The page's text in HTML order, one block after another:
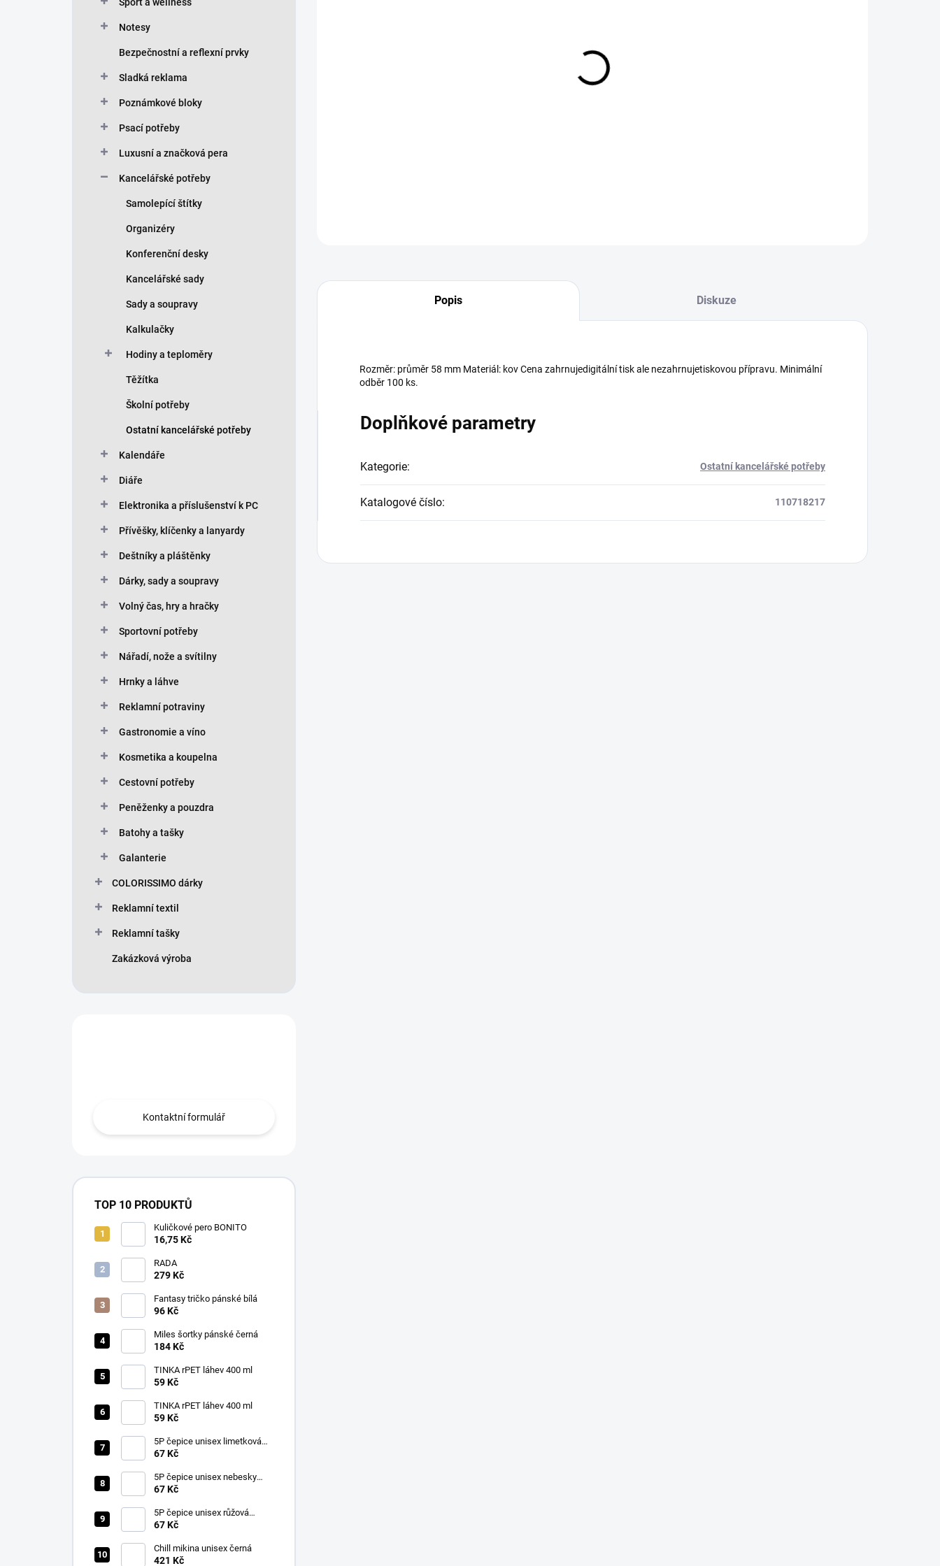
Notesy
Bezpečnostní a reflexní prvky
Sladká reklama
Poznámkové bloky
Psací potřeby
Luxusní a značková pera
Kancelářské potřeby
Samolepící štítky
Organizéry
Konferenční desky
Kancelářské sady
Sady a soupravy
Kalkulačky
Hodiny a teploměry
Těžítka
Školní potřeby
Ostatní kancelářské potřeby
Kalendáře
Diáře
Elektronika a příslušenství k PC
Přívěšky, klíčenky a lanyardy
Deštníky a pláštěnky
Dárky, sady a soupravy
Volný čas, hry a hračky
Sportovní potřeby
Nářadí, nože a svítilny
Hrnky a láhve
Reklamní potraviny
Gastronomie a víno
Kosmetika a koupelna
Cestovní potřeby
Peněženky a pouzdra
Batohy a tašky
Galanterie
COLORISSIMO dárky
Reklamní textil
Reklamní tašky
Zakázková výroba
Kontaktní formulář
TOP 10 PRODUKTŮ
Kuličkové pero BONITO
16,75 Kč
RADA
279 Kč
Fantasy tričko pánské bílá
96 Kč
Miles šortky pánské černá
184 Kč
TINKA rPET láhev 400 ml
59 Kč
TINKA rPET láhev 400 ml
59 Kč
5P čepice unisex limetková
nastavitelná
67 Kč
5P čepice unisex nebesky
modrá nastavitelná
67 Kč
5P čepice unisex růžová
nastavitelná
67 Kč
Chill mikina unisex černá
421 Kč
potištěným papírem.Značení: Digitální tisk průměr 58
Popis Diskuze
Rozměr: průměr 58 mm Materiál: kov Cena zahrnujedigitální tisk ale nezahrnujetiskovou přípravu. Minimální
odběr 100 ks.
Doplňkové parametry
Kategorie: Ostatní kancelářské potřeby
Katalogové číslo: 110718217